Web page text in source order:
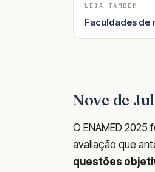
LEIA TAMBÉM
Faculdades de
Nove de
O ENAMED
avaliação que
questões